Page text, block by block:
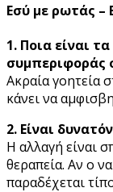
Εσύ με ρωτάς
1. Ποια είναι
συμπεριφοράς
Ακραία γοητεία
κάνει να
2. Είναι
Η αλλαγή είναι
θεραπεία. Αν ο
παραδέχεται